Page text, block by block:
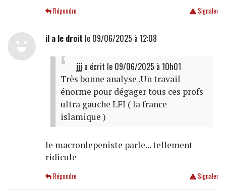
Signaler
Répondre
il a le droit le 09/06/2025 à 12:08
jjja écrit le 09/06/2025 à 10h01
Très bonne analyse .Un travail
énorme pour dégager tous ces profs
ultra gauche LFI ( la france
islamique )
le macronlepeniste parle... tellement
ridicule
Signaler
Répondre